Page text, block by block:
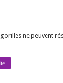
ne peuvent